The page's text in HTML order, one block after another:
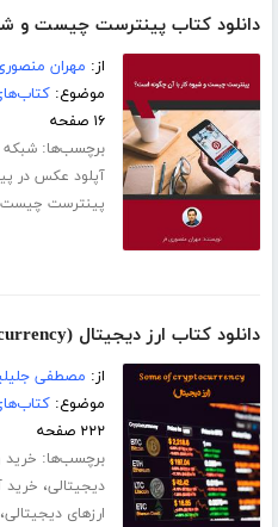
دانلود کتاب پینترست چیست و
از: مهران
موضوع:
۱۶ صفحه
برچسب‌ها:
آپلود عکس در
پینترست چیست
دانلود کتاب ارز دیجیتال (Some of Cryptocurrency)
از: مصطفی
موضوع:
۲۲۲ صفحه
برچسب‌ها: خرید
دیجیتالی، خرید
ارزهای دیجیتالی،